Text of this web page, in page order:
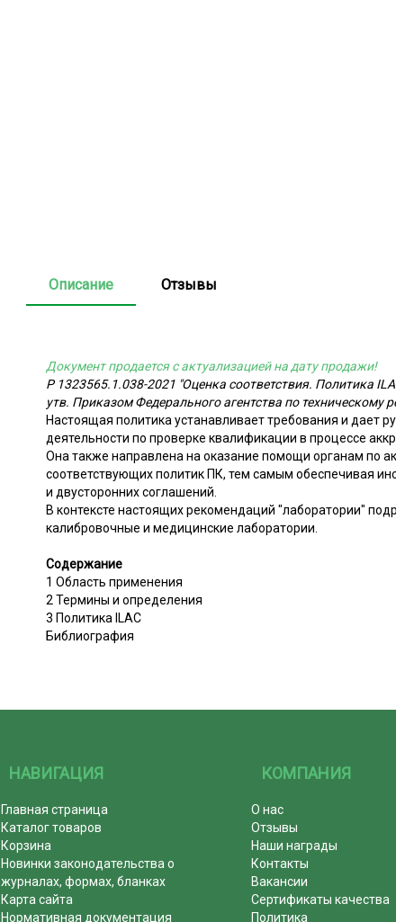
Описание Отзывы
Документ продается с актуализацией на дату продажи!
Р 1323565.1.038-2021 "Оценка соответствия. Политика
утв. Приказом Федерального агентства по
Настоящая политика устанавливает требования и дает
деятельности по проверке квалификации в процессе
Она также направлена на оказание помощи органам по
соответствующих политик ПК, тем самым обеспечивая
и двусторонних соглашений.
В контексте настоящих рекомендаций "лаборатории"
калибровочные и медицинские лаборатории.
Содержание
1 Область применения
2 Термины и определения
3 Политика ILAC
Библиография
НАВИГАЦИЯ
Главная страница
Каталог товаров
Корзина
Новинки законодательства о
журналах, формах, бланках
Карта сайта
Нормативная документация
КОМПАНИЯ
О нас
Отзывы
Наши награды
Контакты
Вакансии
Сертификаты качества
Политика